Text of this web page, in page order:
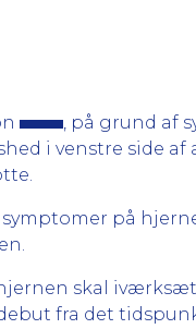
, på grund af
i venstre side
på
skal
fra det